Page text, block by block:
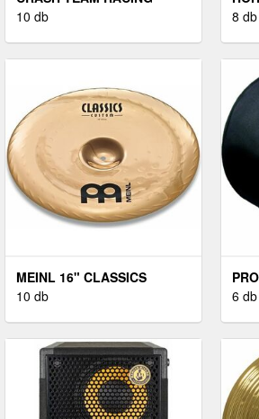
NITRO-FUELED
10 db 8 db
MEINL 16" CLASSICS
CUSTOM CHINA
10 db
20”
6 db